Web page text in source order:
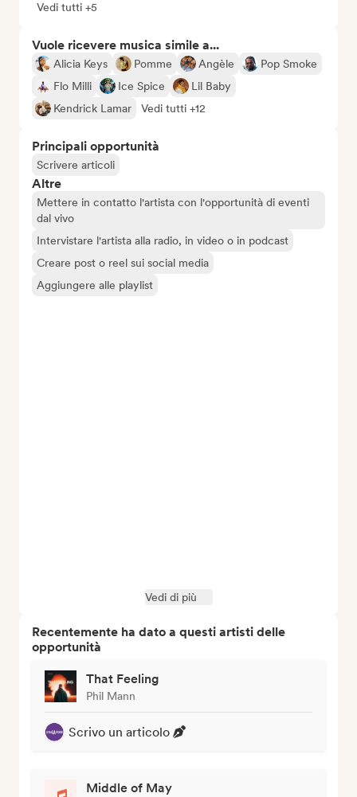
Vedi tutti +5
Vuole ricevere musica simile a...
Alicia Keys Pomme Angèle
Pop Smoke
Flo Milli
Ice Spice
Lil Baby
Kendrick Lamar
Vedi tutti +12
Principali opportunità
Scrivere articoli
Altre
Mettere in contatto l'artista con l'opportunità di eventi
dal vivo
Intervistare l'artista alla radio, in video o in podcast
Creare post o reel sui social media
Aggiungere alle playlist
Vedi di più
Recentemente ha dato a questi artisti delle
opportunità
That Feeling
Phil Mann
Scrivo un articolo
Middle of May